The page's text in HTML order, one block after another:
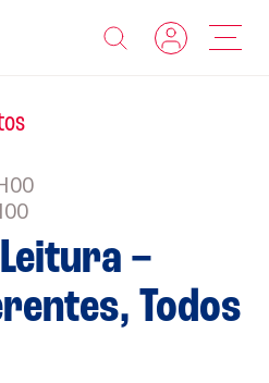
–
Todos